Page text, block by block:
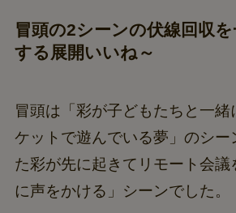
冒頭の2シーンの伏線回収
する展開いいね～
冒頭は「彩が子どもたちと一緒
ケットで遊んでいる夢」のシー
た彩が先に起きてリモート会議
に声をかける」シーンでした。